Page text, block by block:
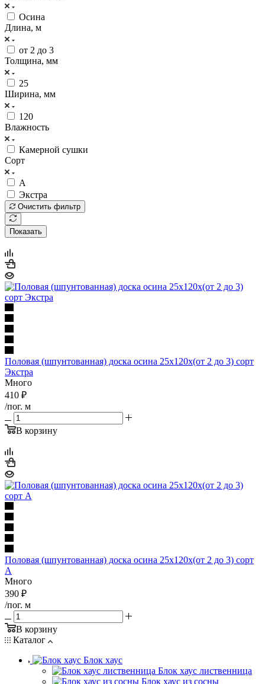
Осина
Длина, м
от 2 до 3
Толщина, мм
25
Ширина, мм
120
Влажность
Камерной сушки
Сорт
А
Экстра
Очистить фильтр
Показать
Половая (шпунтованная) доска осина 25х120х(от 2 до 3) сорт
Экстра
Много
410 ₽
/пог. м
В корзину
Половая (шпунтованная) доска осина 25х120х(от 2 до 3) сорт
А
Много
390 ₽
/пог. м
В корзину
Каталог
Блок хаус
Блок хаус лиственница
Блок хаус из сосны